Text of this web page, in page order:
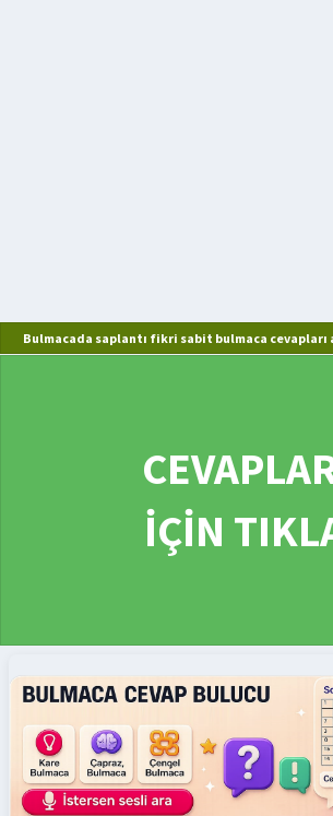
Bulmacada saplantı fikri sabit bulmaca cevapları
İÇİN